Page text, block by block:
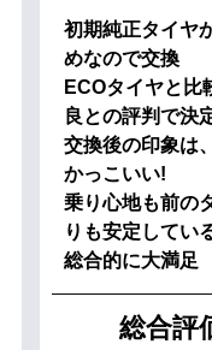
初期純正タイヤ
めなので交換
ECOタイヤと比
良との評判で決
交換後の印象は
かっこいい!
乗り心地も前の
りも安定してい
総合的に大満足
総合評